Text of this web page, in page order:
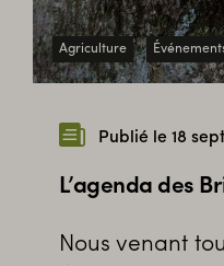
Agriculture
Publié le 18
L’agenda des
Nous venant